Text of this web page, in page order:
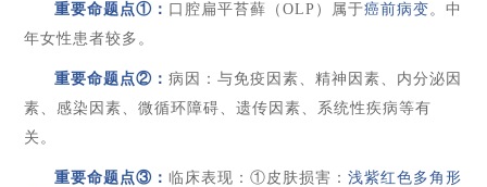
重要命题点①： 口腔扁平苔藓（OLP ）属于癌前病变。中
年女性患者较多。
重要命题点②：病因：与免疫因素、精神因素、内分泌因
素、感染 因素、微循环障碍、遗传 因素、系统性疾病等有
关。
重要命题点③：临床表现：①皮肤损害：浅紫红色多角形